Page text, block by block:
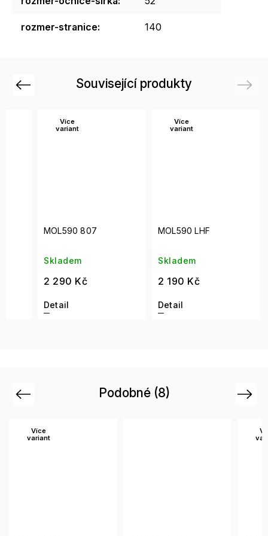
rozmer-stranice: 140
Související produkty
Previous
Více
variant
MOL590 807
Skladem
2 290 Kč
Detail
Více
variant
MOL590 LHF
Skladem
2 190 Kč
Detail
Next
Podobné (8)
Previous
Více
variant
Next